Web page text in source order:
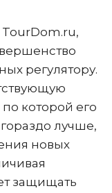
TourDom.ru,
регулятору.
которой его
лучше,
новых
защищать